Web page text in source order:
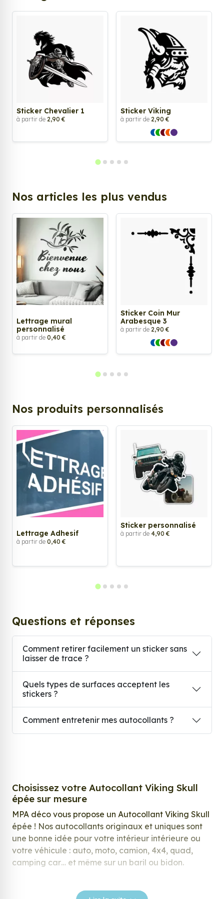
Sticker Chevalier 1
à partir de 2,90 €
Sticker Viking
à partir de 2,90 €
Nos articles les plus vendus
Lettrage mural
personnalisé
à partir de 0,40 €
Sticker Coin Mur
Arabesque 3
à partir de 2,90 €
Nos produits personnalisés
Lettrage Adhesif
à partir de 0,40 €
Sticker personnalisé
à partir de 4,90 €
Questions et réponses
Comment retirer facilement un sticker sans
laisser de trace ?
Quels types de surfaces acceptent les
stickers ?
Comment entretenir mes autocollants ?
Choisissez votre Autocollant Viking Skull
épée sur mesure
MPA déco vous propose un Autocollant Viking Skull
épée ! Nos autocollants originaux et uniques sont
une bonne idée pour votre intérieur intérieure ou
votre véhicule : auto, moto, camion, 4x4, quad,
camping car… et même sur un baril ou bidon.